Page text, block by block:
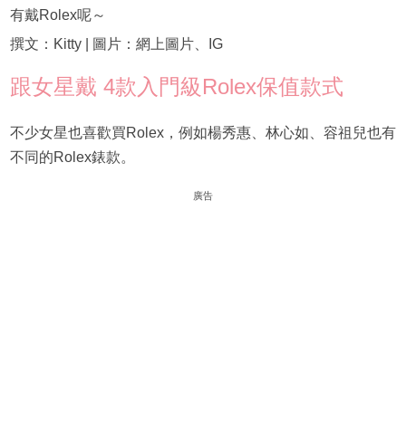
有戴Rolex呢～
撰文：Kitty | 圖片：網上圖片、IG
跟女星戴 4款入門級Rolex保值款式
不少女星也喜歡買Rolex，例如楊秀惠、林心如、容祖兒也有
不同的Rolex錶款。
廣告